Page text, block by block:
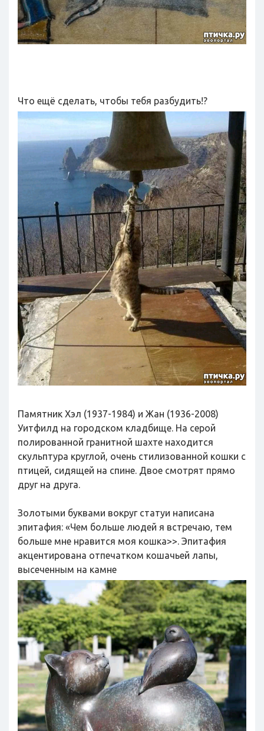
Что ещё сделать, чтобы тебя разбудить!?
Памятник Хэл (1937-1984) и Жан (1936-2008)
Уитфилд на городском кладбище. На серой
полированной гранитной шахте находится
скульптура круглой, очень стилизованной кошки с
птицей, сидящей на спине. Двое смотрят прямо
друг на друга.
Золотыми буквами вокруг статуи написана
эпитафия: «Чем больше людей я встречаю, тем
больше мне нравится моя кошка>>. Эпитафия
акцентирована отпечатком кошачьей лапы,
высеченным на камне